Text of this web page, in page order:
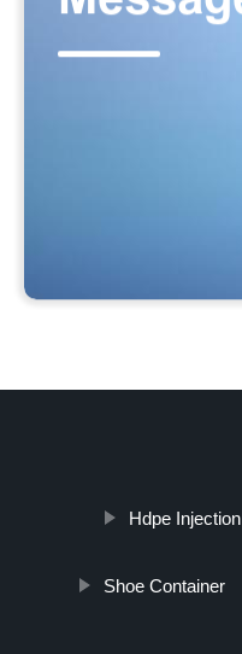
Hdpe Injection
Shoe Container